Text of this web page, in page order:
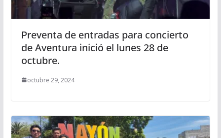
Preventa de entradas para concierto
de Aventura inició el lunes 28 de
octubre.
octubre 29, 2024